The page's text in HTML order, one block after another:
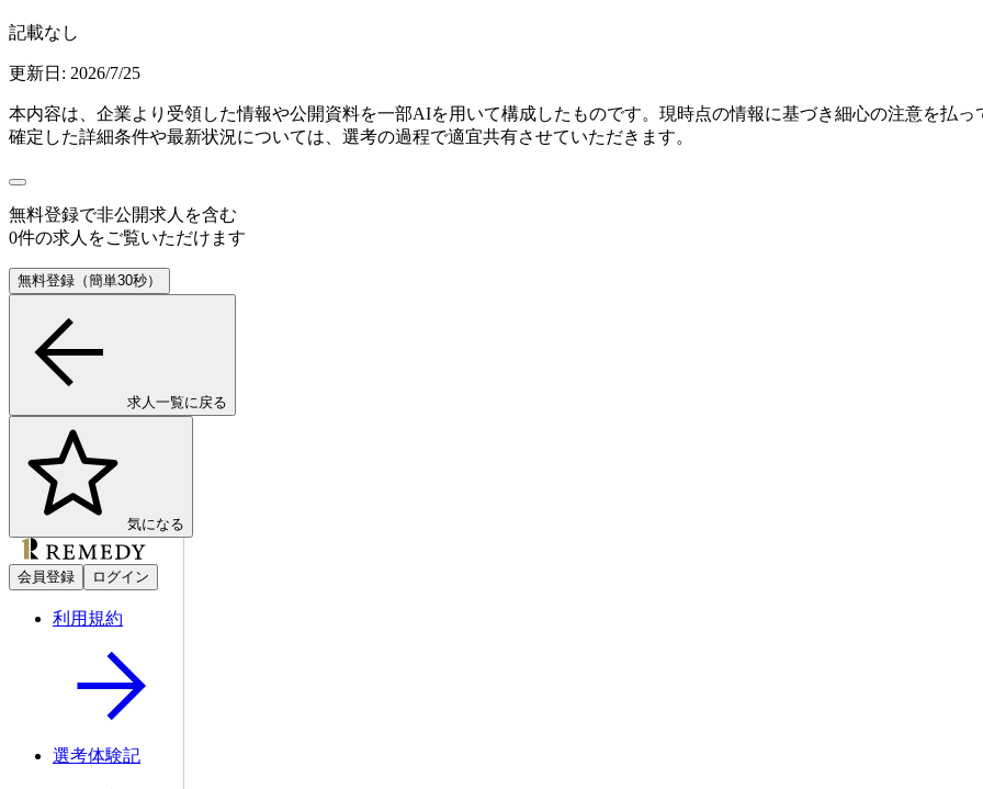
記載なし
更新日: 2026/7/25
本内容は、企業より受領した情報や公開資料を一部AIを用いて構成したものです。現時点の情報に基づき細心の注意を払
確定した詳細条件や最新状況については、選考の過程で適宜共有させていただきます。
無料登録で非公開求人 を含む
0件の求人をご覧いただけます
無料登録（簡単30秒）
求人一覧に戻る
気になる
会員登録 ログイン
利用規約
選考体験記